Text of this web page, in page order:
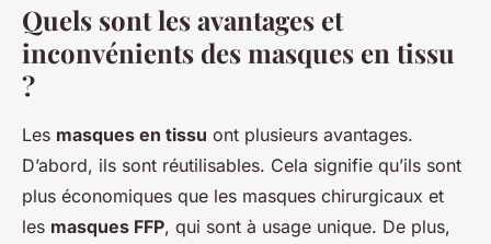
Quels sont les avantages et
inconvénients des masques en tissu
?
Les masques en tissu ont plusieurs avantages.
D’abord, ils sont réutilisables. Cela signifie qu’ils sont
plus économiques que les masques chirurgicaux et
les masques FFP, qui sont à usage unique. De plus,